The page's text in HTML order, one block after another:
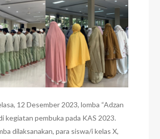
12 Desember 2023, lomba “Adzan
kegiatan pembuka pada KAS 2023.
dilaksanakan, para siswa/i kelas X,